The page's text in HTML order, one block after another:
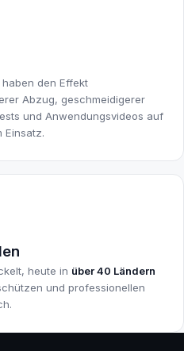
haben den Effekt
Abzug, geschmeidigerer
und Anwendungsvideos auf
Einsatz.
heute in über 40 Ländern
und professionellen